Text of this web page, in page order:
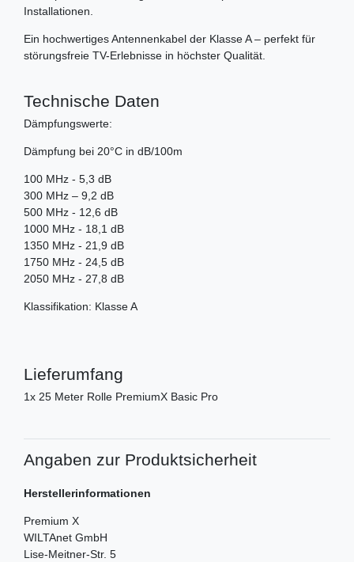
Installationen.
Ein hochwertiges Antennenkabel der Klasse A – perfekt für
störungsfreie TV-Erlebnisse in höchster Qualität.
Technische Daten
Dämpfungswerte:
Dämpfung bei 20°C in dB/100m
100 MHz - 5,3 dB
300 MHz – 9,2 dB
500 MHz - 12,6 dB
1000 MHz - 18,1 dB
1350 MHz - 21,9 dB
1750 MHz - 24,5 dB
2050 MHz - 27,8 dB
Klassifikation: Klasse A
Lieferumfang
1x 25 Meter Rolle PremiumX Basic Pro
Angaben zur Produktsicherheit
Herstellerinformationen
Premium X
WILTAnet GmbH
Lise-Meitner-Str. 5